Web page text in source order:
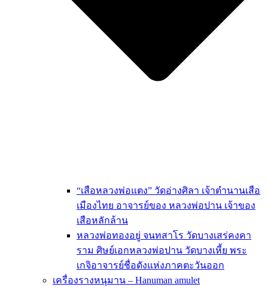
“เสือหลวงพ่อแตง” วัดอ่างศิลา เจ้าตำนานเสือ
เมืองไทย อาจารย์ของ หลวงพ่อปาน เจ้าของ
เสือหลักล้าน
หลวงพ่อทองอยู่ จนทสาโร วัดบางเสร่คงคา
ราม ศิษย์เอกหลวงพ่อปาน วัดบางเหี้ย พระ
เกจิอาจารย์ชื่อดังแห่งภาคตะวันออก
เครื่องรางหนุมาน – Hanuman amulet